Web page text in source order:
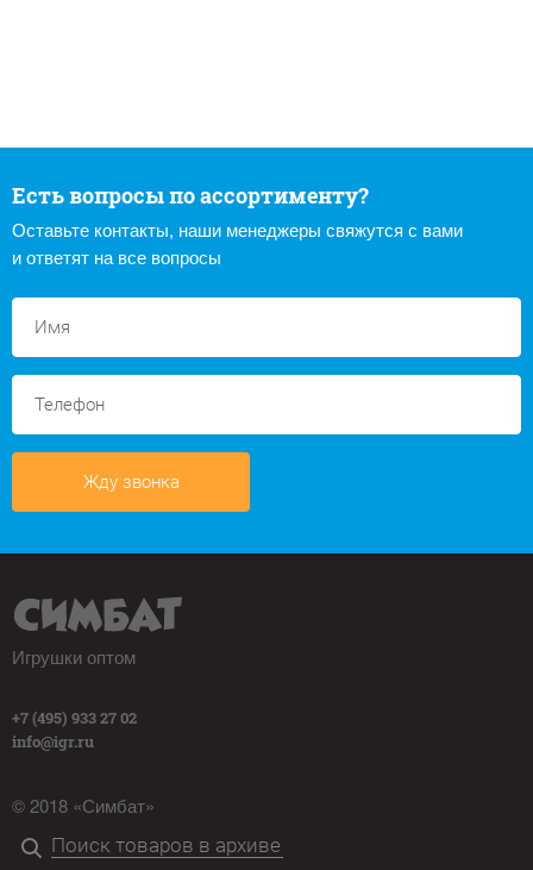
Есть вопросы по ассортименту?
Оставьте контакты, наши менеджеры свяжутся с вами
и ответят на все вопросы
Жду звонка
Игрушки оптом
+7 (495) 933 27 02
info@igr.ru
© 2018 «Симбат»